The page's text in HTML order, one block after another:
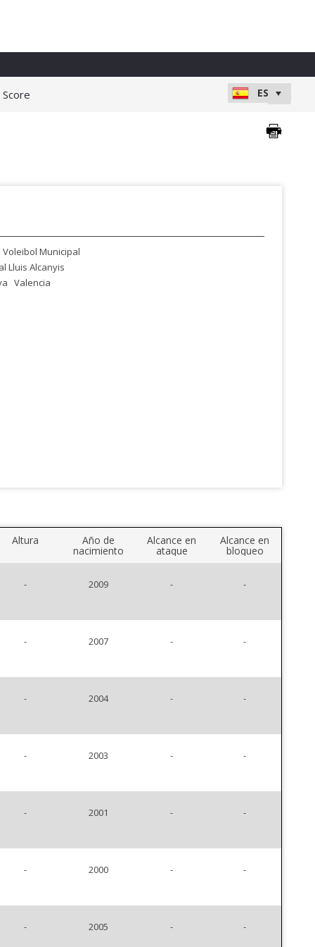
Score
Municipal
Lluis Alcanyis
Valencia
Altura Año de
nacimiento
Alcance en
ataque
Alcance en
bloqueo
- 2009 - -
- 2007 - -
- 2004 - -
- 2003 - -
- 2001 - -
- 2000 - -
- 2005 - -